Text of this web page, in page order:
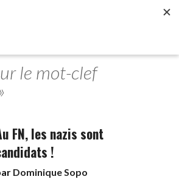
le mot-clef
FN, les nazis sont
!
Dominique Sopo